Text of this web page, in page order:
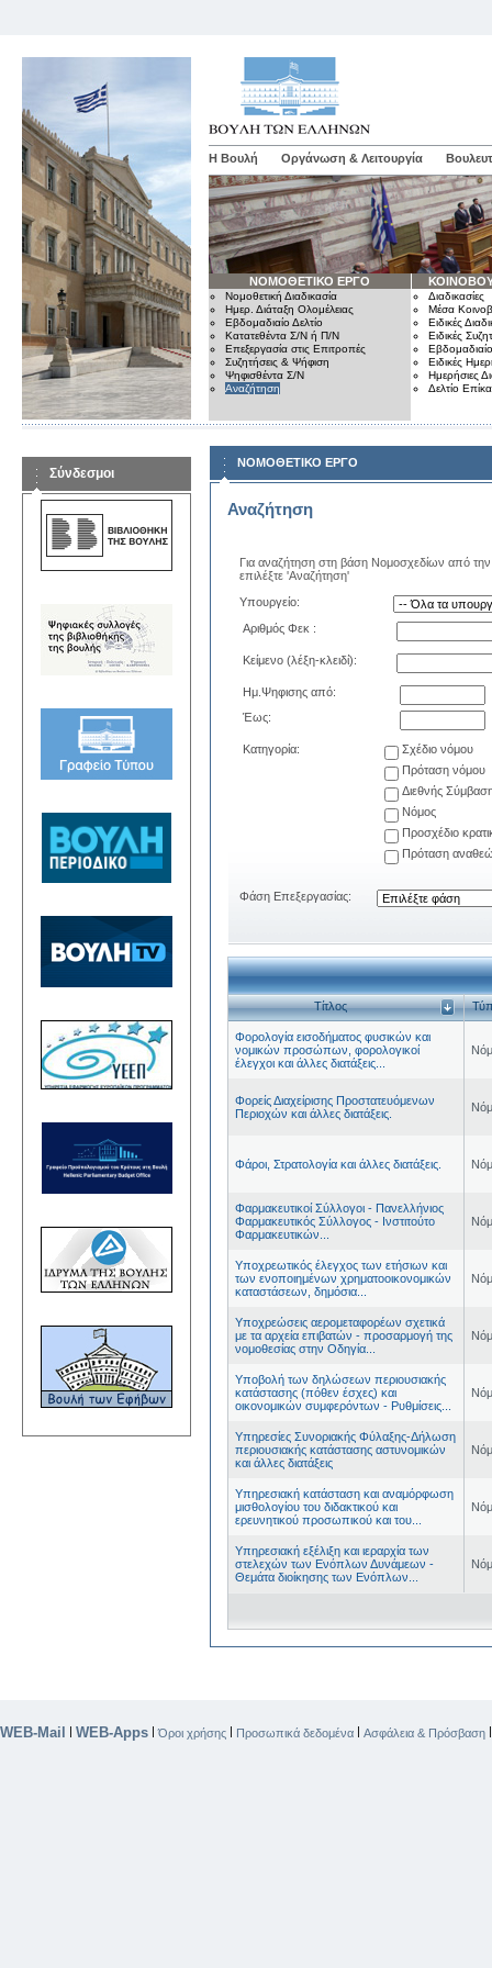
Η Βουλή Οργάνωση & Λειτουργία
ΝΟΜΟΘΕΤΙΚΟ ΕΡΓΟ
Νομοθετική Διαδικασία
Ημερ. Διάταξη Ολομέλειας
Εβδομαδιαίο Δελτίο
Κατατεθέντα Σ/Ν ή Π/Ν
Επεξεργασία στις Επιτροπές
Συζητήσεις & Ψήφιση
Ψηφισθέντα Σ/Ν
Αναζήτηση
Διαδικασίες
Μέσα
Ειδικές
Ειδικές
Εβδομαδιαίο
Ειδικές
Ημερήσιες
Δελτίο
Σύνδεσμοι
ΝΟΜΟΘΕΤΙΚΟ ΕΡΓΟ
Αναζήτηση
Για αναζήτηση στη βάση Νομοσχεδίων από
επιλέξτε 'Αναζήτηση'
Υπουργείο:
Αριθμός Φεκ :
Κείμενο (λέξη-κλειδί):
Ημ.Ψηφισης από:
Έως:
Κατηγορία:
Σχέδιο νόμου
Πρόταση νόμου
Διεθνής
Νόμος
Προσχέδιο
Πρόταση
Φάση Επεξεργασίας:
Τίτλος
Φορολογία εισοδήματος φυσικών και
νομικών προσώπων, φορολογικοί
έλεγχοι και άλλες διατάξεις...
Φορείς Διαχείρισης Προστατευόμενων
Περιοχών και άλλες διατάξεις.
Φάροι, Στρατολογία και άλλες διατάξεις.
Φαρμακευτικοί Σύλλογοι - Πανελλήνιος
Φαρμακευτικός Σύλλογος - Ινστιτούτο
Φαρμακευτικών...
Υποχρεωτικός έλεγχος των ετήσιων και
των ενοποιημένων χρηματοοικονομικών
καταστάσεων, δημόσια...
Υποχρεώσεις αερομεταφορέων σχετικά
με τα αρχεία επιβατών - προσαρμογή της
νομοθεσίας στην Οδηγία...
Υποβολή των δηλώσεων περιουσιακής
κατάστασης (πόθεν έσχες) και
οικονομικών συμφερόντων - Ρυθμίσεις...
Υπηρεσίες Συνοριακής Φύλαξης-Δήλωση
περιουσιακής κατάστασης αστυνομικών
και άλλες διατάξεις
Υπηρεσιακή κατάσταση και αναμόρφωση
μισθολογίου του διδακτικού και
ερευνητικού προσωπικού και του...
Υπηρεσιακή εξέλιξη και ιεραρχία των
στελεχών των Ενόπλων Δυνάμεων -
Θεμάτα διοίκησης των Ενόπλων...
WEB-Mail | WEB-Apps |Όροι χρήσης | Προσωπικά δεδομένα | Ασφάλεια & Πρόσβαση